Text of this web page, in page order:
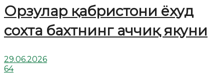
Орзулар қабристони ёхуд
сохта бахтнинг аччиқ якуни
29.06.2026
64